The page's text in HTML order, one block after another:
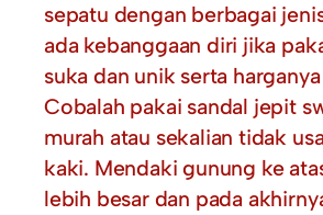
sepatu dengan berbagai
ada kebanggaan diri jika
suka dan unik serta
Cobalah pakai sandal jepit
murah atau sekalian tidak
kaki. Mendaki gunung ke
lebih besar dan pada